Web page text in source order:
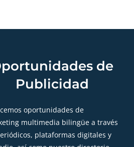
de
Publicidad
oportunidades de
multimedia bilingüe a través
plataformas digitales y